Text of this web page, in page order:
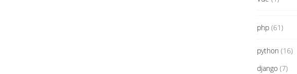
php(61)
python (16)
django(7)